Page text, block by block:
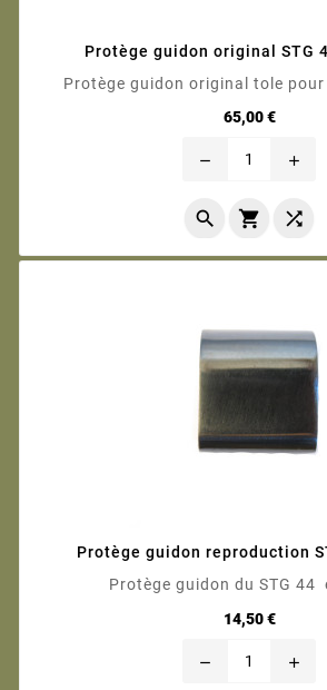
Protège guidon original STG
Protège guidon original tole pour
65,00 €Prix
remove add
  
Protège guidon reproduction
Protège guidon du STG 44
14,50 €Prix
remove add